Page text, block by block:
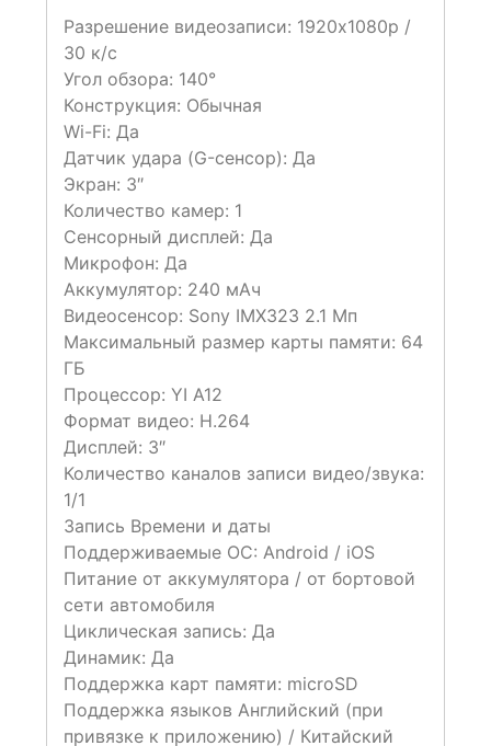
Разрешение видеозаписи: 1920x1080p /
30 к/c
Угол обзора: 140°
Конструкция: Обычная
Wi-Fi: Да
Датчик удара (G-сенсор): Да
Экран: 3″
Количество камер: 1
Сенсорный дисплей: Да
Микрофон: Да
Аккумулятор: 240 мАч
Видеосенсор: Sony IMX323 2.1 Мп
Максимальный размер карты памяти: 64
ГБ
Процессор: YI A12
Формат видео: H.264
Дисплей: 3″
Количество каналов записи видео/звука:
1/1
Запись Времени и даты
Поддерживаемые ОС: Android / iOS
Питание от аккумулятора / от бортовой
сети автомобиля
Циклическая запись: Да
Динамик: Да
Поддержка карт памяти: microSD
Поддержка языков Английский (при
привязке к приложению) / Китайский